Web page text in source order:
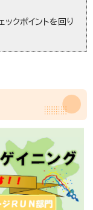
クポイントを回り